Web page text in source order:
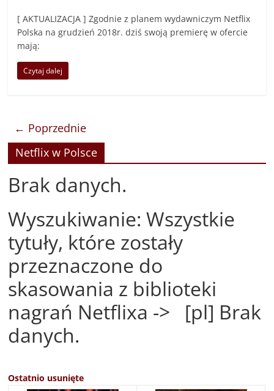
[ AKTUALIZACJA ] Zgodnie z planem wydawniczym Netflix
Polska na grudzień 2018r. dziś swoją premierę w ofercie
mają:
Czytaj dalej
← Poprzednie
Netflix w Polsce
Brak danych.
Wyszukiwanie: Wszystkie
tytuły, które zostały
przeznaczone do
skasowania z biblioteki
nagrań Netflixa -> [pl] Brak
danych.
Ostatnio usunięte